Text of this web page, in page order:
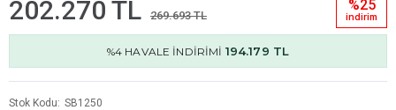
202.270 TL 269.693 TL
%25
i̇ndi̇ri̇m
%4 HAVALE İNDİRİMİ 194.179 TL
Stok Kodu
SB1250